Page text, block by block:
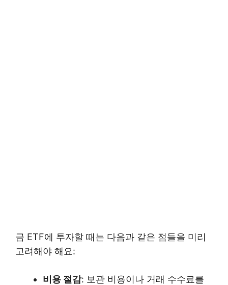
금 ETF에 투자할 때는 다음과 같은 점들을 미리
고려해야 해요:
비용 절감: 보관 비용이나 거래 수수료를